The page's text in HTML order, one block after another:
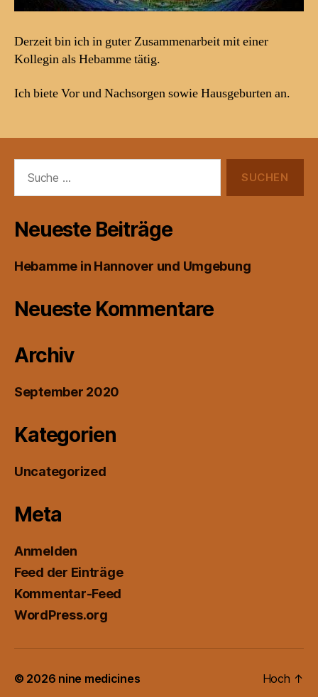
Derzeit bin ich in guter Zusammenarbeit mit einer
Kollegin als Hebamme tätig.
Ich biete Vor und Nachsorgen sowie Hausgeburten an.
nach:
Neueste Beiträge
Hebamme in Hannover und Umgebung
Neueste Kommentare
Archiv
September 2020
Kategorien
Uncategorized
Meta
Anmelden
Feed der Einträge
Kommentar-Feed
WordPress.org
© 2026 nine medicines Hoch ↑